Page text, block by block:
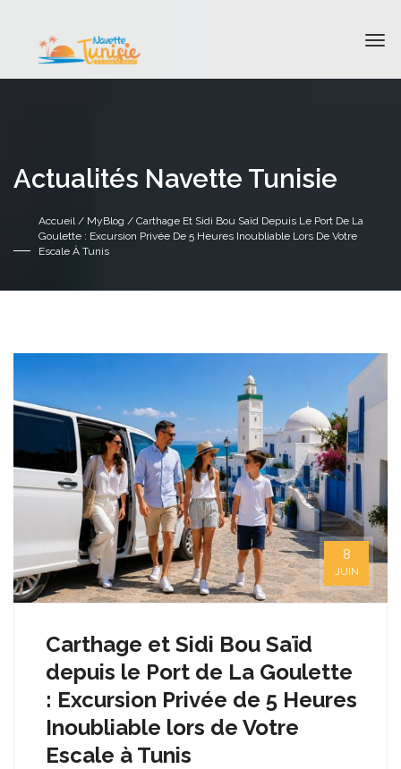
Actualités Navette Tunisie
Accueil/ MyBlog / Carthage Et Sidi Bou Saïd Depuis Le Port De La
Goulette : Excursion Privée De 5 Heures Inoubliable Lors De Votre
Escale À Tunis
Carthage et Sidi Bou Saïd
depuis le Port de La Goulette
: Excursion Privée de 5 Heures
Inoubliable lors de Votre
Escale à Tunis
8
JUIN